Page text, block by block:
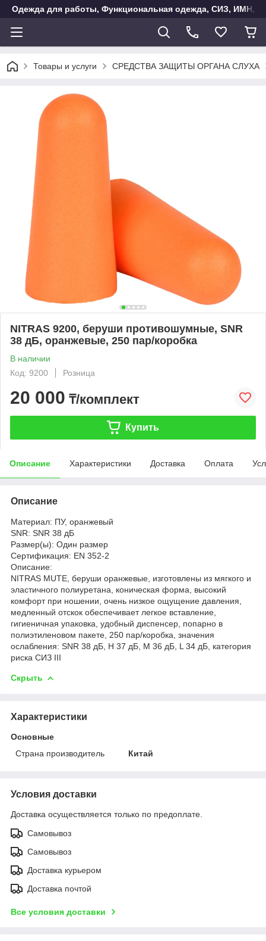
Одежда для работы, Функциональная одежда, СИЗ, ИМН,
Товары и услуги СРЕДСТВА ЗАЩИТЫ ОРГАНА СЛУХА
NITRAS 9200, беруши противошумные, SNR
38 дБ, оранжевые, 250 пар/коробка
В наличии
Код: 9200
Розница
20 000 ₸/комплект
Купить
Описание Характеристики Доставка Оплата
Описание
Материал: ПУ, оранжевый
SNR: SNR 38 дБ
Размер(ы): Один размер
Сертификация: EN 352-2
Описание:
NITRAS MUTE, беруши оранжевые, изготовлены из мягкого и
эластичного полиуретана, коническая форма, высокий
комфорт при ношении, очень низкое ощущение давления,
медленный отскок обеспечивает легкое вставление,
гигиеничная упаковка, удобный диспенсер, попарно в
полиэтиленовом пакете, 250 пар/коробка, значения
ослабления: SNR 38 дБ, H 37 дБ, M 36 дБ, L 34 дБ, категория
риска СИЗ III
Скрыть
Характеристики
Основные
Страна производитель
Китай
Условия доставки
Доставка осуществляется только по предоплате.
Самовывоз
Самовывоз
Доставка курьером
Доставка почтой
Все условия доставки